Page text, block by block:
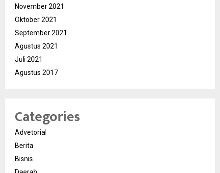
November 2021
Oktober 2021
September 2021
Agustus 2021
Juli 2021
Agustus 2017
Categories
Advetorial
Berita
Bisnis